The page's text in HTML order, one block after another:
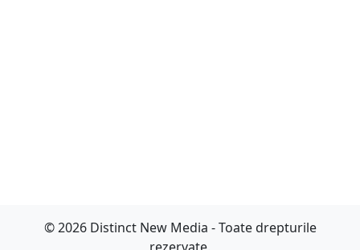
© 2026 Distinct New Media - Toate drepturile